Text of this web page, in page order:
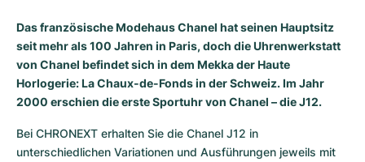
Das französische Modehaus Chanel hat seinen Hauptsitz
seit mehr als 100 Jahren in Paris, doch die Uhrenwerkstatt
von Chanel befindet sich in dem Mekka der Haute
Horlogerie: La Chaux-de-Fonds in der Schweiz. Im Jahr
2000 erschien die erste Sportuhr von Chanel – die J12.
Bei CHRONEXT erhalten Sie die Chanel J12 in
unterschiedlichen Variationen und Ausführungen jeweils mit